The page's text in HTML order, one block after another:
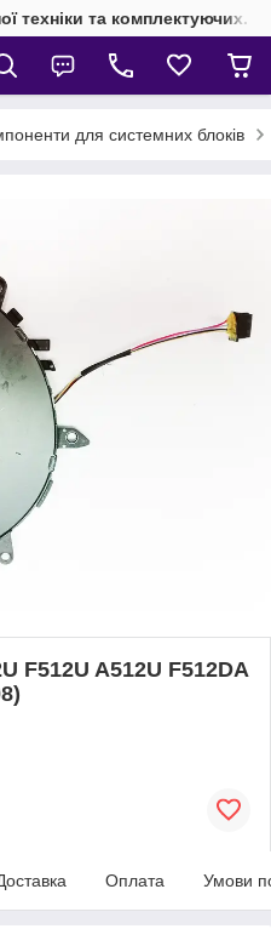
техніки та комплектуючих.
для системних блоків
F512U A512U F512DA
Оплата Умови